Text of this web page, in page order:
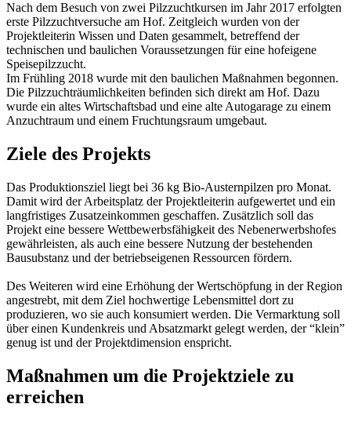
Nach dem Besuch von zwei Pilzzuchtkursen im Jahr 2017 erfolgten
erste Pilzzuchtversuche am Hof. Zeitgleich wurden von der
Projektleiterin Wissen und Daten gesammelt, betreffend der
technischen und baulichen Voraussetzungen für eine hofeigene
Speisepilzzucht.
Im Frühling 2018 wurde mit den baulichen Maßnahmen begonnen.
Die Pilzzuchträumlichkeiten befinden sich direkt am Hof. Dazu
wurde ein altes Wirtschaftsbad und eine alte Autogarage zu einem
Anzuchtraum und einem Fruchtungsraum umgebaut.
Ziele des Projekts
Das Produktionsziel liegt bei 36 kg Bio-Austernpilzen pro Monat.
Damit wird der Arbeitsplatz der Projektleiterin aufgewertet und ein
langfristiges Zusatzeinkommen geschaffen. Zusätzlich soll das
Projekt eine bessere Wettbewerbsfähigkeit des Nebenerwerbshofes
gewährleisten, als auch eine bessere Nutzung der bestehenden
Bausubstanz und der betriebseigenen Ressourcen fördern.
Des Weiteren wird eine Erhöhung der Wertschöpfung in der Region
angestrebt, mit dem Ziel hochwertige Lebensmittel dort zu
produzieren, wo sie auch konsumiert werden. Die Vermarktung soll
über einen Kundenkreis und Absatzmarkt gelegt werden, der “klein”
genug ist und der Projektdimension enspricht.
Maßnahmen um die Projektziele zu
erreichen